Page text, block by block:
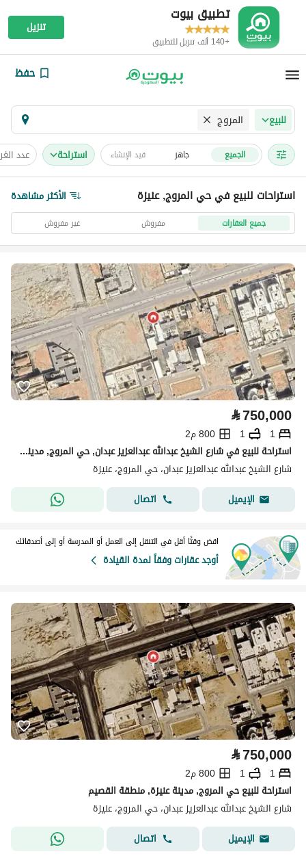
تطبيق بيوت
+140 ألف تنزيل للتطبيق
تنزيل
حفظ
للبيع المروج
الجميع جاهز قيد الإنشاء استراحة عدد
استراحات للبيع في حي المروج, عنيزة الأكثر مشاهدة
جميع العقارات مفروش غير مفروش
⃁750,000
1
1
800 م2
استراحة للبيع في شارع الشيخ عبدالله عبدالعزيز عبدان, حي المروج, مدينة عنيزة
شارع الشيخ عبدالله عبدالعزيز عبدان، حي المروج، عنيزة
الإيميل
اتصال
اقض وقتًا أقل في التنقل إلى العمل أو المدرسة أو إلى أصدقائك
أوجد عقارات وفقاً لمدة القيادة
⃁750,000
1
1
800 م2
استراحة للبيع حي المروج, مدينة عنيزة, منطقة القصيم
شارع الشيخ عبدالله عبدالعزيز عبدان، حي المروج، عنيزة
الإيميل
اتصال